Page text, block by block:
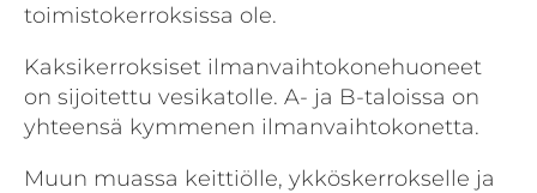
toimistokerroksissa ole.
Kaksikerroksiset ilmanvaihtokonehuoneet
on sijoitettu vesikatolle. A- ja B-taloissa on
yhteensä kymmenen ilmanvaihtokonetta.
Muun muassa keittiölle, ykköskerrokselle ja